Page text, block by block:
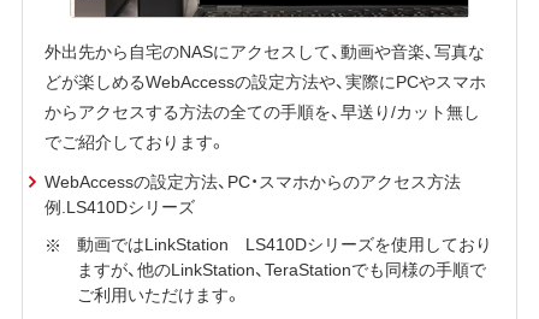
外出先から自宅のNASにアクセスして、動画や音楽、写真な
どが楽しめるWebAccessの設定方法や、実際にPCやスマホ
からアクセスする方法の全ての手順を、早送り/カット無し
でご紹介しております。
WebAccessの設定方法、PC・スマホからのアクセス方法
例.LS410Dシリーズ
動画ではLinkStation LS410Dシリーズを使用しており
ますが、他のLinkStation、TeraStationでも同様の手順で
ご利用いただけます。